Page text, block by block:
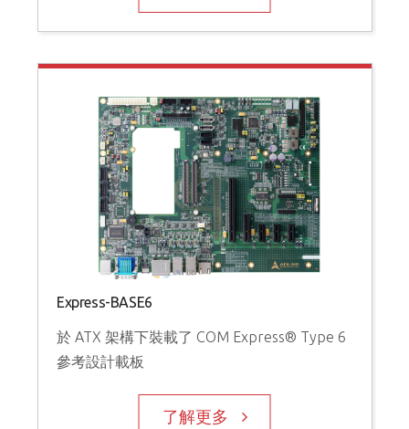
Express-BASE6
於 ATX 架構下裝載了 COM Express® Type 6
參考設計載板
了解更多